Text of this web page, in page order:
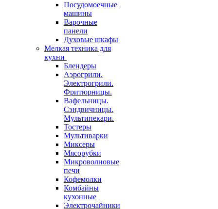
Посудомоечные
машины
Варочные
панели
Духовые шкафы
Мелкая техника для
кухни
Блендеры
Аэрогрили.
Электрогрили.
Фритюрницы.
Вафельницы.
Сэндвичницы.
Мультипекари.
Тостеры
Мультиварки
Миксеры
Мясорубки
Микроволновые
печи
Кофемолки
Комбайны
кухонные
Электрочайники